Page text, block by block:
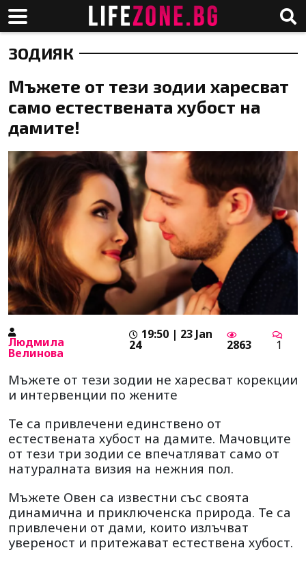
ЗОДИЯК
Мъжете от тези зодии харесват
само естествената хубост на
дамите!
Людмила
Велинова
19:50 | 23 Jan
24 2863 1
Мъжете от тези зодии не харесват корекции
и интервенции по жените
Те са привлечени единствено от
естествената хубост на дамите. Мачовците
от тези три зодии се впечатляват само от
натуралната визия на нежния пол.
Мъжете Овен са известни със своята
динамична и приключенска природа. Те са
привлечени от дами, които излъчват
увереност и притежават естествена хубост.